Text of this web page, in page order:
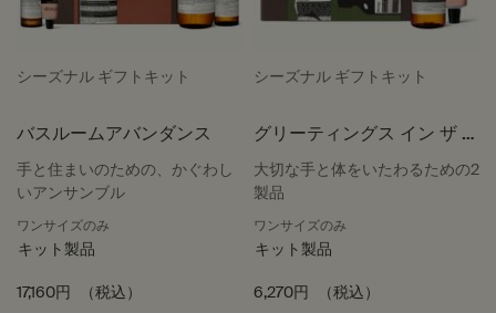
シーズナル ギフトキット
バスルームアバンダンス
手と住まいのための、かぐわし
いアンサンブル
ワンサイズのみ
キット製品
17,160円 （税込）
シーズナル ギフトキット
グリーティングス イン ザ ゲ
ストルーム
大切な手と体をいたわるための2
製品
ワンサイズのみ
キット製品
6,270円 （税込）